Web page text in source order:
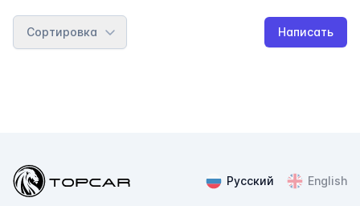
Сортировка Написать
Topcar Русский English